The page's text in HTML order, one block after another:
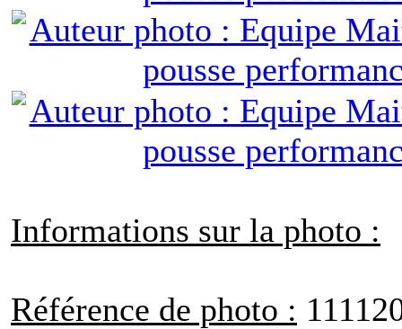
Informations sur la photo :
Référence de photo :